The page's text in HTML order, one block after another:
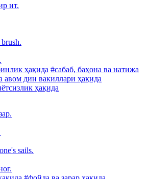
ит.
ҳақида #сабаб, баҳона ва натижа
авом дин вакиллари ҳақида
ҳақида
sails.